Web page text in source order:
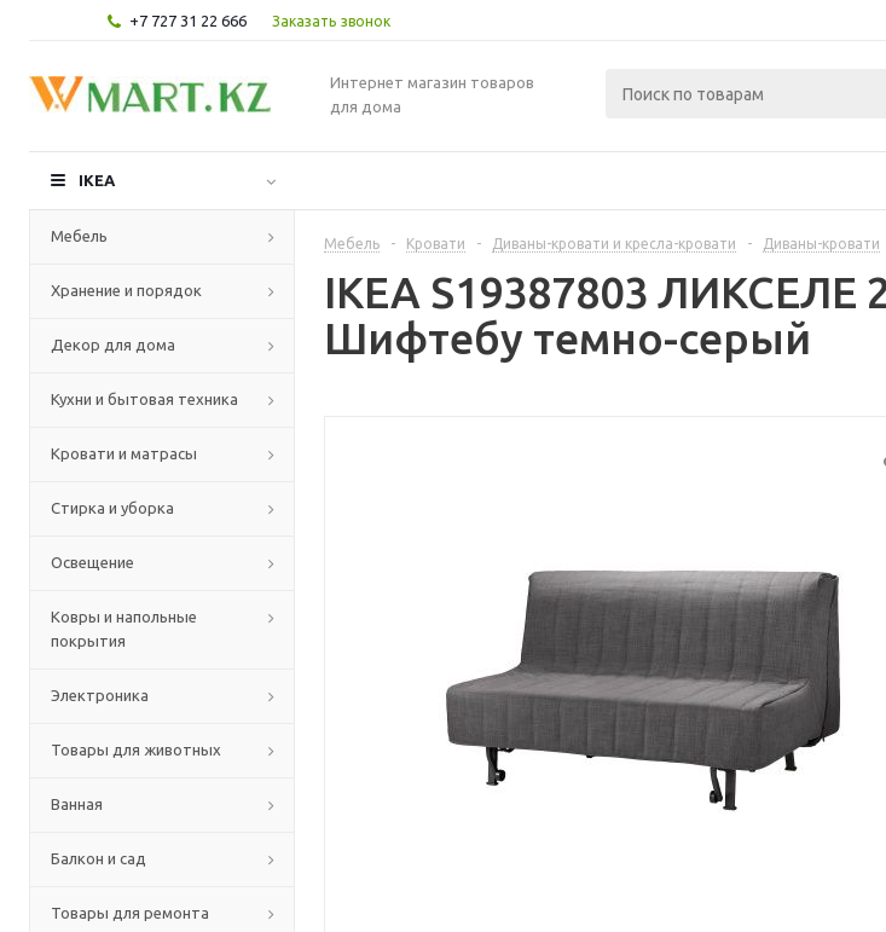
+7 727 31 22 666 Заказать звонок
Интернет магазин товаров
для дома
IKEA
Мебель
Хранение и порядок
Декор для дома
Кухни и бытовая техника
Кровати и матрасы
Стирка и уборка
Освещение
Ковры и напольные
покрытия
Электроника
Товары для животных
Ванная
Балкон и сад
Товары для ремонта
Мебель - Кровати - Диваны-кровати и кресла-кровати - Диваны-кровати
IKEA S19387803 ЛИКСЕЛЕ
Шифтебу темно-серый